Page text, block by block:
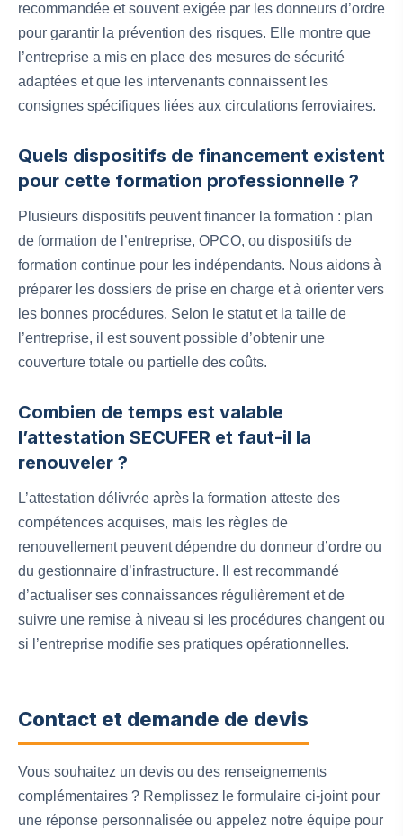
recommandée et souvent exigée par les donneurs d’ordre
pour garantir la prévention des risques. Elle montre que
l’entreprise a mis en place des mesures de sécurité
adaptées et que les intervenants connaissent les
consignes spécifiques liées aux circulations ferroviaires.
Quels dispositifs de financement existent
pour cette formation professionnelle ?
Plusieurs dispositifs peuvent financer la formation : plan
de formation de l’entreprise, OPCO, ou dispositifs de
formation continue pour les indépendants. Nous aidons à
préparer les dossiers de prise en charge et à orienter vers
les bonnes procédures. Selon le statut et la taille de
l’entreprise, il est souvent possible d’obtenir une
couverture totale ou partielle des coûts.
Combien de temps est valable
l’attestation SECUFER et faut-il la
renouveler ?
L’attestation délivrée après la formation atteste des
compétences acquises, mais les règles de
renouvellement peuvent dépendre du donneur d’ordre ou
du gestionnaire d’infrastructure. Il est recommandé
d’actualiser ses connaissances régulièrement et de
suivre une remise à niveau si les procédures changent ou
si l’entreprise modifie ses pratiques opérationnelles.
Contact et demande de devis
Vous souhaitez un devis ou des renseignements
complémentaires ? Remplissez le formulaire ci-joint pour
une réponse personnalisée ou appelez notre équipe pour